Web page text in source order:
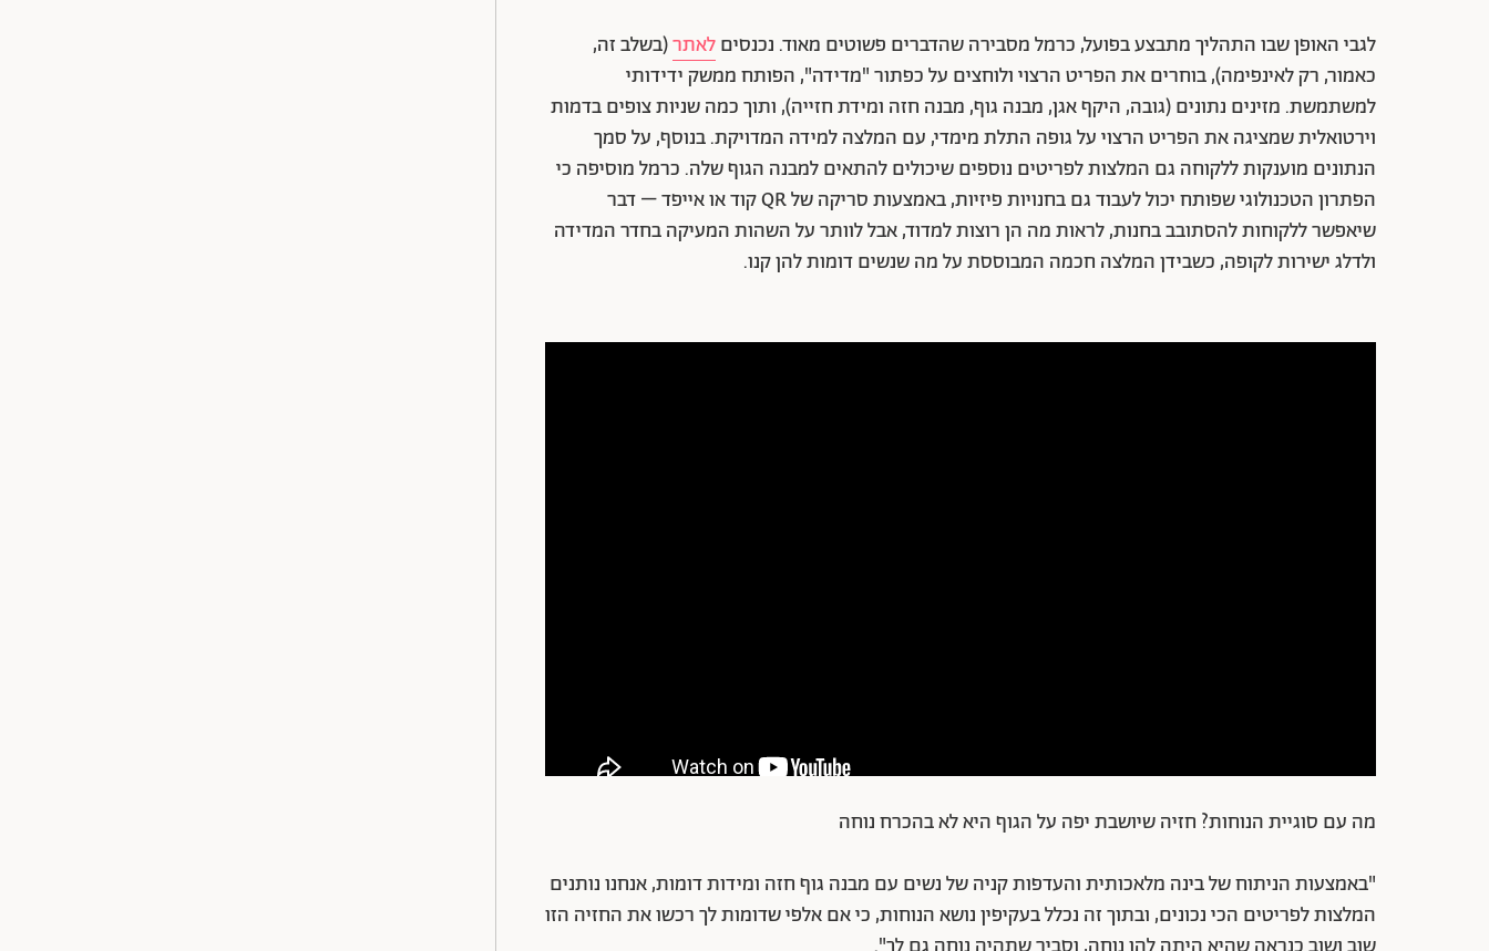
לגבי האופן שבו התהליך מתבצע בפועל, כרמל מסבירה שהדברים פשוטים מאוד. נכנסיםלאתר(בשלב זה,
כאמור, רק לאינפימה), בוחרים את הפריט הרצוי ולוחצים על כפתור "מדידה", הפותח ממשק ידידותי
למשתמשת. מזינים נתונים (גובה, היקף אגן, מבנה גוף, מבנה חזה ומידת חזייה), ותוך כמה שניות צופים בדמות
וירטואלית שמציגה את הפריט הרצוי על גופה התלת מימדי, עם המלצה למידה המדויקת. בנוסף, על סמך
הנתונים מוענקות ללקוחה גם המלצות לפריטים נוספים שיכולים להתאים למבנה הגוף שלה. כרמל מוסיפה כי
הפתרון הטכנולוגי שפותח יכול לעבוד גם בחנויות פיזיות, באמצעות סריקה של QR קוד או אייפד – דבר
שיאפשר ללקוחות להסתובב בחנות, לראות מה הן רוצות למדוד, אבל לוותר על השהות המעיקה בחדר המדידה
ולדלג ישירות לקופה, כשבידן המלצה חכמה המבוססת על מה שנשים דומות להן קנו.
מה עם סוגיית הנוחות? חזיה שיושבת יפה על הגוף היא לא בהכרח נוחה
"באמצעות הניתוח של בינה מלאכותית והעדפות קניה של נשים עם מבנה גוף חזה ומידות דומות, אנחנו נותנים
המלצות לפריטים הכי נכונים, ובתוך זה נכלל בעקיפין נושא הנוחות, כי אם אלפי שדומות לך רכשו את החזיה הזו